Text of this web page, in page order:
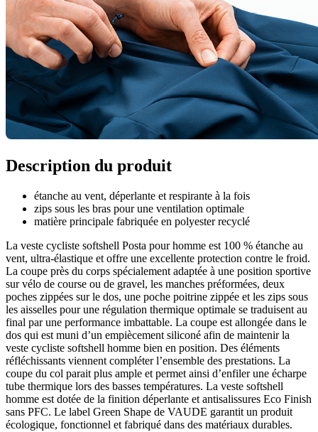
Description du produit
étanche au vent, déperlante et respirante à la fois
zips sous les bras pour une ventilation optimale
matière principale fabriquée en polyester recyclé
La veste cycliste softshell Posta pour homme est 100 % étanche au
vent, ultra-élastique et offre une excellente protection contre le froid.
La coupe près du corps spécialement adaptée à une position sportive
sur vélo de course ou de gravel, les manches préformées, deux
poches zippées sur le dos, une poche poitrine zippée et les zips sous
les aisselles pour une régulation thermique optimale se traduisent au
final par une performance imbattable. La coupe est allongée dans le
dos qui est muni d’un empiècement siliconé afin de maintenir la
veste cycliste softshell homme bien en position. Des éléments
réfléchissants viennent compléter l’ensemble des prestations. La
coupe du col parait plus ample et permet ainsi d’enfiler une écharpe
tube thermique lors des basses températures. La veste softshell
homme est dotée de la finition déperlante et antisalissures Eco Finish
sans PFC. Le label Green Shape de VAUDE garantit un produit
écologique, fonctionnel et fabriqué dans des matériaux durables.